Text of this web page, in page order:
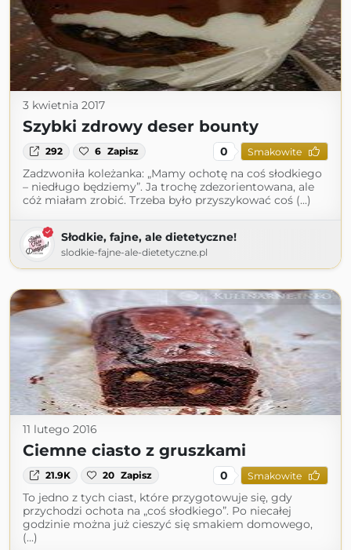
3 kwietnia 2017
Szybki zdrowy deser bounty
292 6 Zapisz 0 Smakowite
Zadzwoniła koleżanka: „Mamy ochotę na coś słodkiego
– niedługo będziemy”. Ja trochę zdezorientowana, ale
cóż miałam zrobić. Trzeba było przyszykować coś (...)
Słodkie, fajne, ale dietetyczne!
slodkie-fajne-ale-dietetyczne.pl
11 lutego 2016
Ciemne ciasto z gruszkami
21.9K 20 Zapisz 0 Smakowite
To jedno z tych ciast, które przygotowuje się, gdy
przychodzi ochota na „coś słodkiego”. Po niecałej
godzinie można już cieszyć się smakiem domowego,
(...)